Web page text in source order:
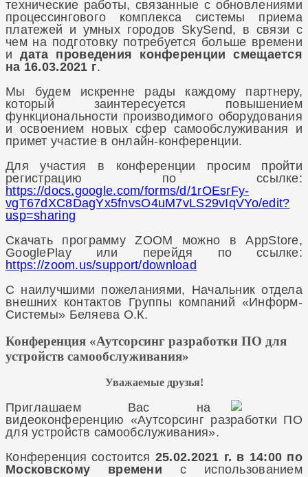
технические работы, связанные с обновлениями
процессингового комплекса системы приема
платежей и умных городов SkySend, в связи с
чем на подготовку потребуется больше времени
идата проведения конференции смещается
на 16.03.2021 г.
Мы будем искренне рады каждому партнеру,
который заинтересуется повышением
функциональности производимого оборудования
и освоением новых сфер самообслуживания и
примет участие в онлайн-конференции.
Для участия в конференции просим пройти
регистрацию по ссылке:
https://docs.google.com/forms/d/1rOEsrFy-
vgT67dXC8DagYx5fnvsO4uM7vLS29vIqVYo/edit?
usp=sharing
Скачать программу ZOOM можно в AppStore,
GooglePlay или перейдя по ссылке:
https://zoom.us/support/download
С наилучшими пожеланиями, Начальник отдела
внешних контактов Группы компаний «Информ-
Системы» Беляева О.К.
Конференция «Аутсорсинг разработки ПО для
устройств самообслуживания»
Уважаемые друзья!
Приглашаем Вас на
видеоконференцию «Аутсорсинг разработки ПО
для устройств самообслуживания».
Конференция состоится 25.02.2021 г. в 14:00 по
Московскому времени с использованием